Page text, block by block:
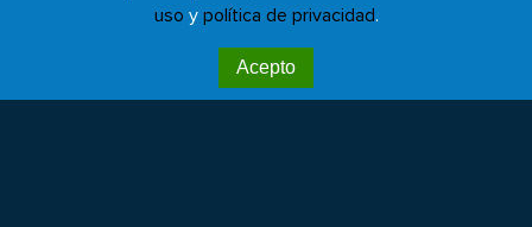
uso y política de privacidad.
Acepto
Capacitaciones herramientas
Menos huella, más salud